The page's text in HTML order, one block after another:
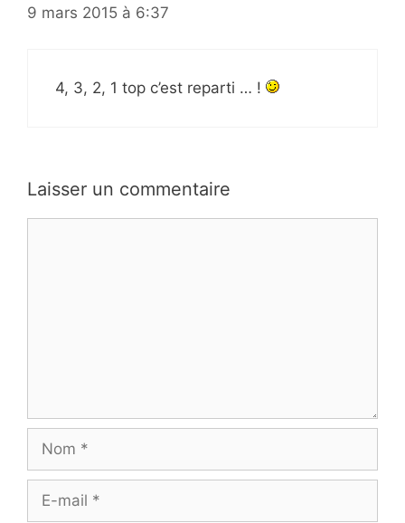
9 mars 2015 à 6:37
4, 3, 2, 1 top c’est reparti … !
Laisser un commentaire
mail